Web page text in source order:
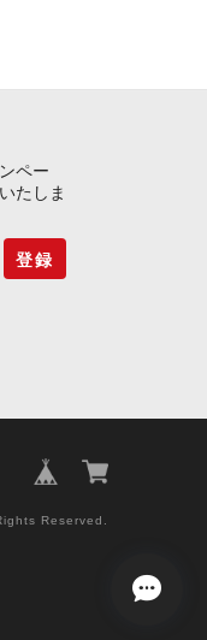
ペー
たしま
登録
Reserved.